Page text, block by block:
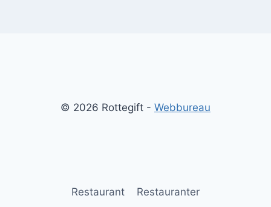
© 2026 Rottegift - Webbureau
Restaurant Restauranter